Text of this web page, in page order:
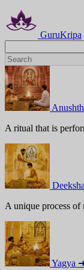
GuruKripa
A ritual that is
A unique process
Yagya